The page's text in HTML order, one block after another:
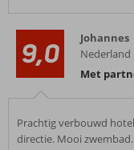
9,0
Johannes
Nederland
Met
Prachtig verbouwd
directie. Mooi